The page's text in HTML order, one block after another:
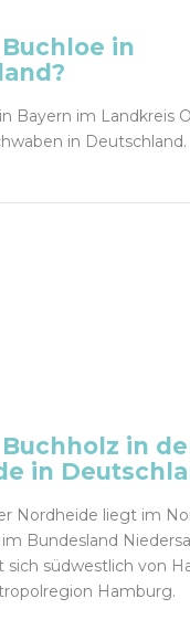
in
Bayern im Landkreis
in Deutschland.
in
in
Nordheide liegt im
Bundesland
sich südwestlich von
Hamburg.